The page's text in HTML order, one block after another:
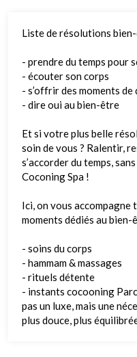
Liste de résolutions
- prendre du temps pour
- écouter son corps
- s’offrir des moments
- dire oui au bien-être
Et si votre plus belle
soin de vous ? Ralentir,
s’accorder du temps,
Coconing Spa !
Ici, on vous accompagne
moments dédiés au bien-
- soins du corps
- hammam & massages
- rituels détente
- instants cocooning
pas un luxe, mais une
plus douce, plus